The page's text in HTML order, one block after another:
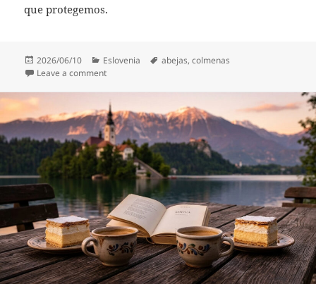
que protegemos.
Posted
on
2026/06/10 Categories
Eslovenia Tags
abejas,colmenas
Leave a commenton Un país de abejas y techos verdes